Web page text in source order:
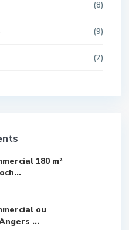
(8)
(9)
(2)
180 m²
ou
...